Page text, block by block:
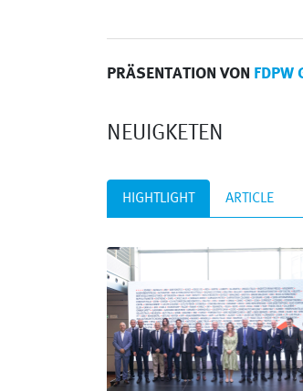
PRÄSENTATION VON FDPW
NEUIGKETEN
HIGHTLIGHT ARTICLE